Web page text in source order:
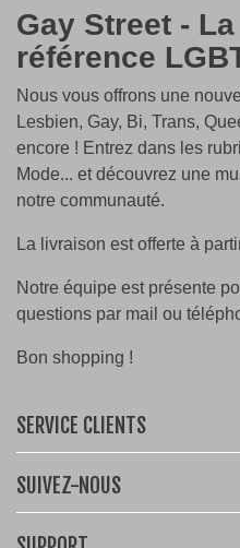
Gay Street -
référence
Nous vous offrons une
Lesbien, Gay, Bi, Trans,
encore ! Entrez dans les
Mode... et découvrez une
notre communauté.
La livraison est offerte à
Notre équipe est présente
questions par mail ou
Bon shopping !
SERVICE CLIENTS
SUIVEZ-NOUS